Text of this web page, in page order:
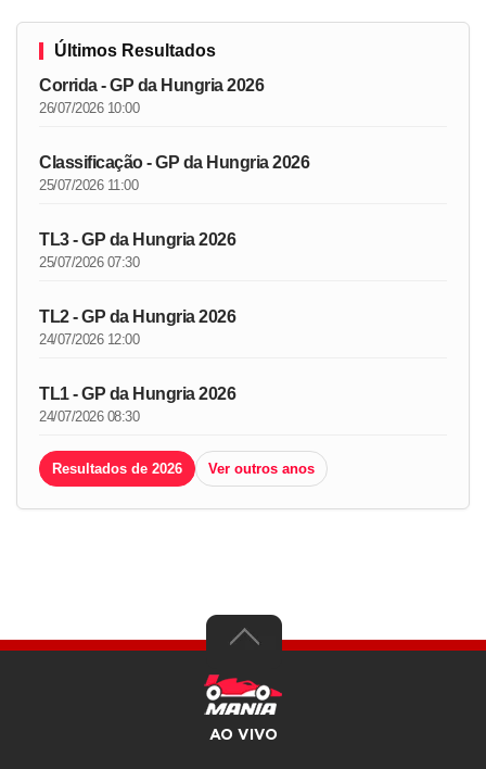
Últimos Resultados
Corrida - GP da Hungria 2026
26/07/2026 10:00
Classificação - GP da Hungria 2026
25/07/2026 11:00
TL3 - GP da Hungria 2026
25/07/2026 07:30
TL2 - GP da Hungria 2026
24/07/2026 12:00
TL1 - GP da Hungria 2026
24/07/2026 08:30
Resultados de 2026 Ver outros anos
AO VIVO